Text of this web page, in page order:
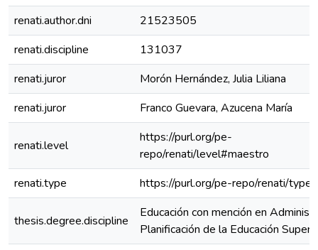
renati.author.dni
21523505
renati.discipline
131037
renati.juror
Morón Hernández, Julia Liliana
renati.juror
Franco Guevara, Azucena María
renati.level
https://purl.org/pe-
repo/renati/level#maestro
renati.type
https://purl.org/pe-repo/renati/
thesis.degree.discipline
Educación con mención en
Planificación de la Educación